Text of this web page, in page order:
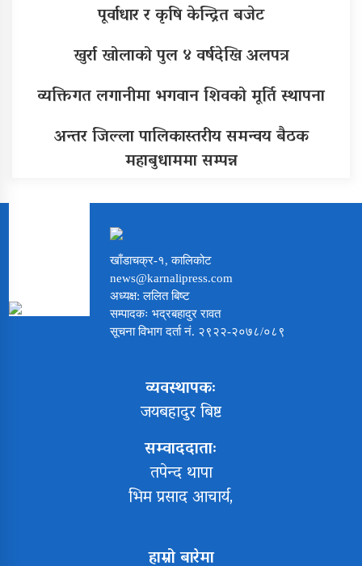
पूर्वाधार र कृषि केन्द्रित बजेट
खुर्रा खोलाको पुल ४ वर्षदेखि अलपत्र
व्यक्तिगत लगानीमा भगवान शिवको मूर्ति स्थापना
अन्तर जिल्ला पालिकास्तरीय समन्वय बैठक
महाबुधाममा सम्पन्न
खाँडाचक्र-१, कालिकोट
news@karnalipress.com
अध्यक्ष: ललित बिष्ट
सम्पादकः भद्रबहादुर रावत
सूचना विभाग दर्ता नं. २९२२-२०७८/०८९
व्यवस्थापकः
जयबहादुर बिष्ट
सम्वाददाताः
तपेन्द थापा
भिम प्रसाद आचार्य,
हाम्रो बारेमा